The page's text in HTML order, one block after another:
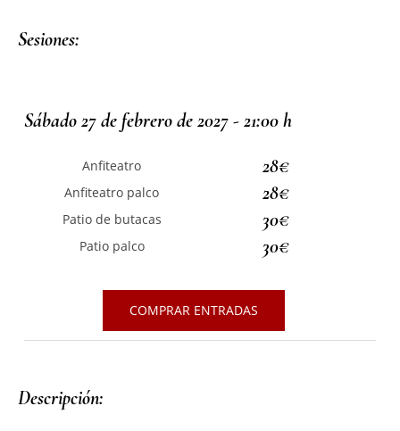
Sesiones:
Sábado 27 de febrero de 2027 - 21:00 h
Anfiteatro 28€
Anfiteatro palco 28€
Patio de butacas 30€
Patio palco 30€
COMPRAR ENTRADAS
Descripción: